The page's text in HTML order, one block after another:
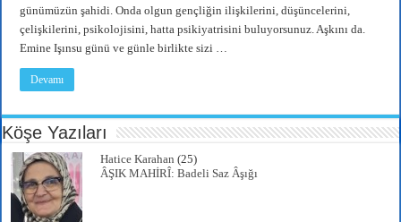
günümüzün şahidi. Onda olgun gençliğin ilişkilerini, düşüncelerini,
çelişkilerini, psikolojisini, hatta psikiyatrisini buluyorsunuz. Aşkını da.
Emine Işınsu günü ve günle birlikte sizi …
Devamı
Köşe Yazıları
Hatice Karahan (25)
ÂŞIK MAHİRÎ: Badeli Saz Âşığı